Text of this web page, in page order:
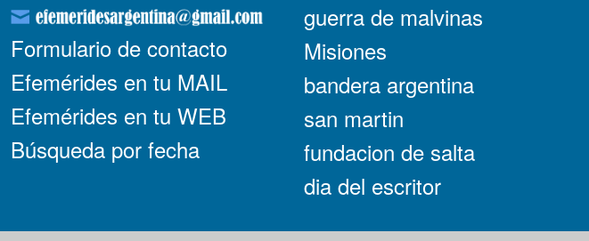
Formulario de contacto
Efemérides en tu MAIL
Efemérides en tu WEB
Búsqueda por fecha
guerra de malvinas
Misiones
bandera argentina
san martin
fundacion de salta
dia del escritor